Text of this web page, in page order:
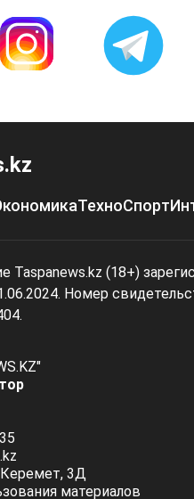
ТехноСпорт
Taspanews.kz (18+)
Номер
3Д
материалов